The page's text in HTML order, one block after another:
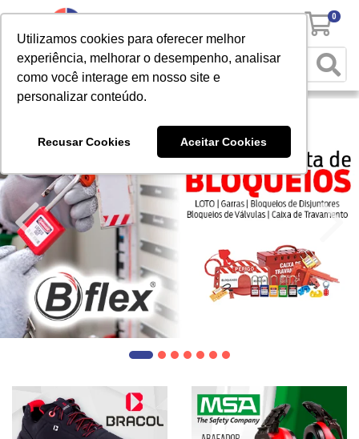
Utilizamos cookies para oferecer melhor
experiência, melhorar o desempenho, analisar
como você interage em nosso site e
personalizar conteúdo.
Recusar Cookies Aceitar Cookies
0